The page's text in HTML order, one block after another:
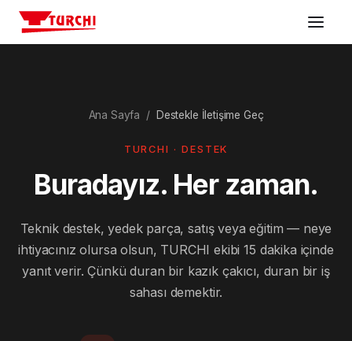
Konfigüratör
Şirket
Ana Sayfa / Destekle İletişime Geç
TURCHI · DESTEK
Buradayız. Her zaman.
Teknik destek, yedek parça, satış veya eğitim — neye
ihtiyacınız olursa olsun, TURCHI ekibi 15 dakika içinde
yanıt verir. Çünkü duran bir kazık çakıcı, duran bir iş
sahası demektir.